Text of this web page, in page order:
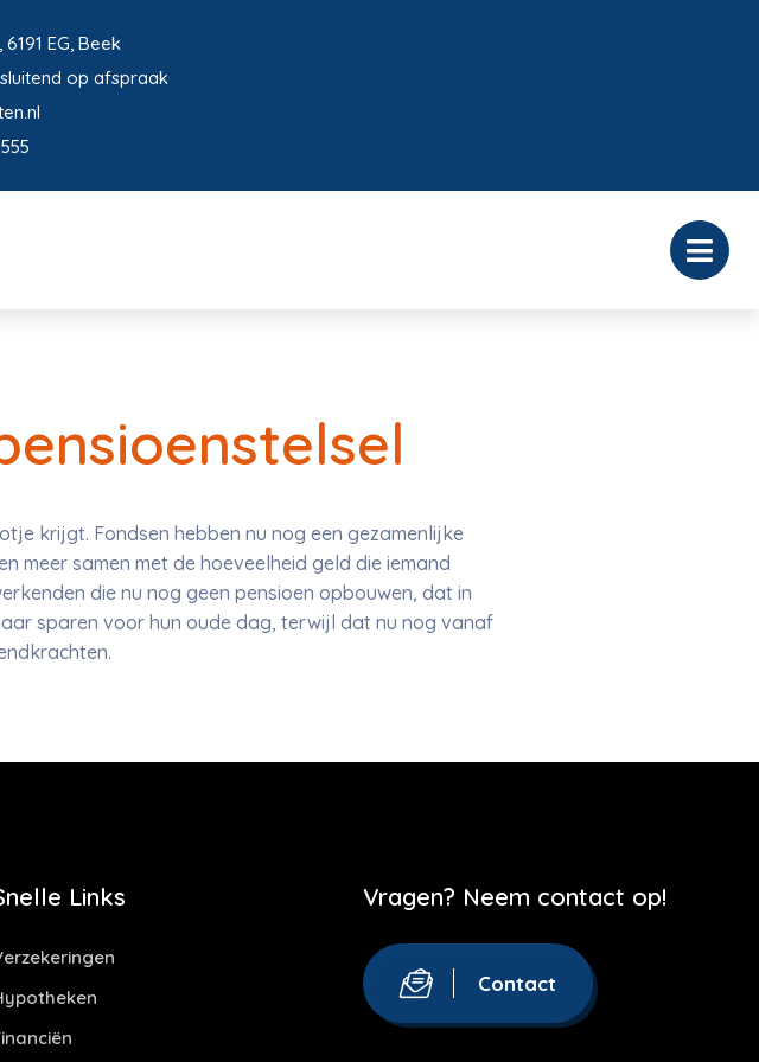
EG, Beek
op afspraak
krijgt. Fondsen hebben nu nog een gezamenlijke
meer samen met de hoeveelheid geld die iemand
die nu nog geen pensioen opbouwen, dat in
sparen voor hun oude dag, terwijl dat nu nog vanaf
Links Vragen? Neem contact op!
Contact